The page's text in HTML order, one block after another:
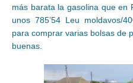
más barata la gasolina que en
unos 785’54 Leu moldavos/
para comprar varias bolsas de
buenas.